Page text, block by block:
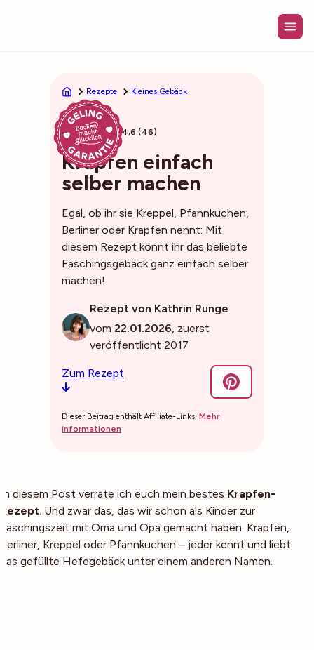
Rezepte Kleines Gebäck
45min 4,6 (46)
Krapfen einfach
selber machen
Egal, ob ihr sie Kreppel, Pfannkuchen,
Berliner oder Krapfen nennt: Mit
diesem Rezept könnt ihr das beliebte
Faschingsgebäck ganz einfach selber
machen!
Rezept von Kathrin Runge
vom 22.01.2026, zuerst
veröffentlicht 2017
Zum Rezept
Dieser Beitrag enthält Affiliate-Links. Mehr
Informationen
In diesem Post verrate ich euch mein bestes Krapfen-
Rezept. Und zwar das, das wir schon als Kinder zur
Faschingszeit mit Oma und Opa gemacht haben. Krapfen,
Berliner, Kreppel oder Pfannkuchen – jeder kennt und liebt
das gefüllte Hefegebäck unter einem anderen Namen.